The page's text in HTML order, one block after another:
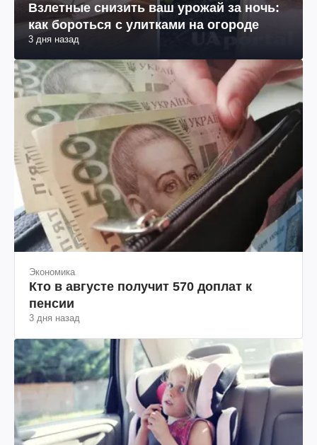
Взлетные снизить ваш урожай за ночь:
как бороться с улитками на огороде
3 дня назад
Экономика
Кто в августе получит 570 доплат к
пенсии
3 дня назад